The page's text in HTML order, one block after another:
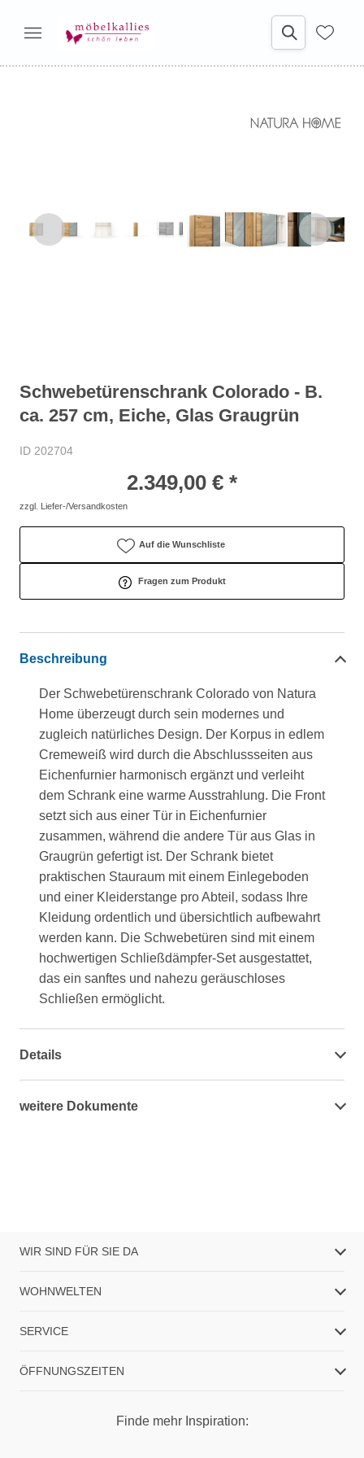
Schwebetürenschrank Colorado - B.
ca. 257 cm, Eiche, Glas Graugrün
ID 202704
2.349,00 € *
zzgl. Liefer-/Versandkosten
Auf die Wunschliste
Fragen zum Produkt
Beschreibung
Der Schwebetürenschrank Colorado von Natura
Home überzeugt durch sein modernes und
zugleich natürliches Design. Der Korpus in edlem
Cremeweiß wird durch die Abschlussseiten aus
Eichenfurnier harmonisch ergänzt und verleiht
dem Schrank eine warme Ausstrahlung. Die Front
setzt sich aus einer Tür in Eichenfurnier
zusammen, während die andere Tür aus Glas in
Graugrün gefertigt ist. Der Schrank bietet
praktischen Stauraum mit einem Einlegeboden
und einer Kleiderstange pro Abteil, sodass Ihre
Kleidung ordentlich und übersichtlich aufbewahrt
werden kann. Die Schwebetüren sind mit einem
hochwertigen Schließdämpfer-Set ausgestattet,
das ein sanftes und nahezu geräuschloses
Schließen ermöglicht.
Details
weitere Dokumente
WIR SIND FÜR SIE DA
WOHNWELTEN
SERVICE
ÖFFNUNGSZEITEN
Finde mehr Inspiration: